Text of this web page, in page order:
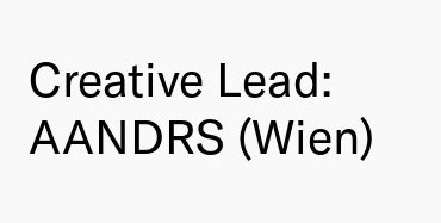
Creative Lead:
AANDRS (Wien)